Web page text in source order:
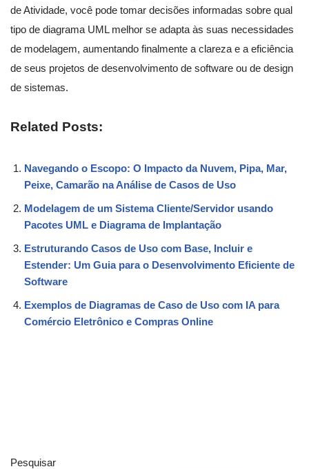
de Atividade, você pode tomar decisões informadas sobre qual
tipo de diagrama UML melhor se adapta às suas necessidades
de modelagem, aumentando finalmente a clareza e a eficiência
de seus projetos de desenvolvimento de software ou de design
de sistemas.
Related Posts:
Navegando o Escopo: O Impacto da Nuvem, Pipa, Mar,
Peixe, Camarão na Análise de Casos de Uso
Modelagem de um Sistema Cliente/Servidor usando
Pacotes UML e Diagrama de Implantação
Estruturando Casos de Uso com Base, Incluir e
Estender: Um Guia para o Desenvolvimento Eficiente de
Software
Exemplos de Diagramas de Caso de Uso com IA para
Comércio Eletrônico e Compras Online
Pesquisar